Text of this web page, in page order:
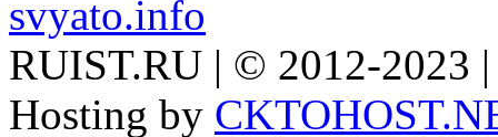
svyato.info
RUIST.RU | © 2012-2023
Hosting by